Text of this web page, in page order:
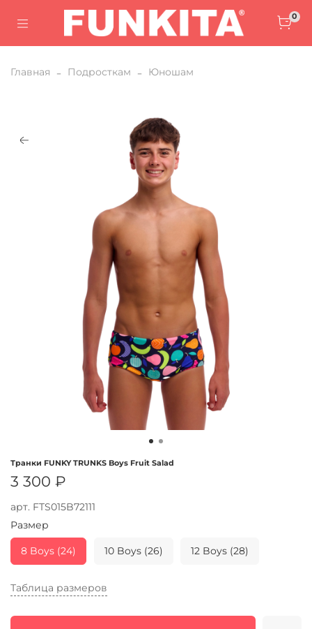
0
Главная Подросткам Юношам
арт. FTS015B72111
Транки FUNKY TRUNKS Boys Fruit Salad
3 300 ₽
Таблица размеров
Размер
8 Boys (24) 10 Boys (26) 12 Boys (28)